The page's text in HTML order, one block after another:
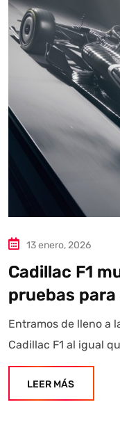
13 enero, 2026
Cadillac F1
pruebas
Entramos de lleno a
Cadillac F1 al igual
LEER MÁS